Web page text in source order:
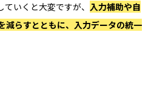
ていくと大変ですが、入力補助や自
減らすとともに、入力データの統一